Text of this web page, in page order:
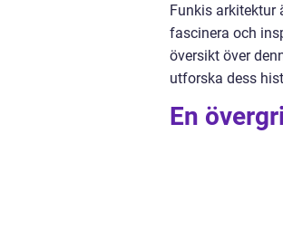
Funkis arkitektur
fascinera och
översikt över
utforska dess
En